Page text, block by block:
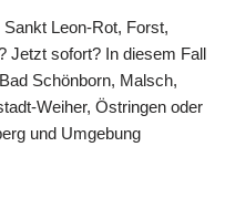
Leon-Rot, Forst,
Jetzt sofort? In diesem Fall
Schönborn, Malsch,
Weiher, Östringen oder
und Umgebung